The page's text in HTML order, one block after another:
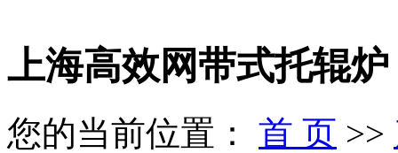
上海高效网带式托辊炉
您的当前位置： 首 页 >>